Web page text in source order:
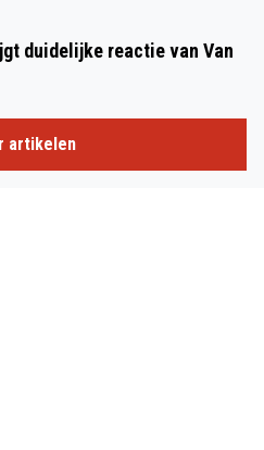
duidelijke reactie van Van
artikelen